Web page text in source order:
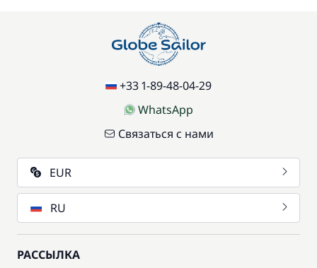
+33 1-89-48-04-29
WhatsApp
Связаться с нами
EUR
RU
РАССЫЛКА